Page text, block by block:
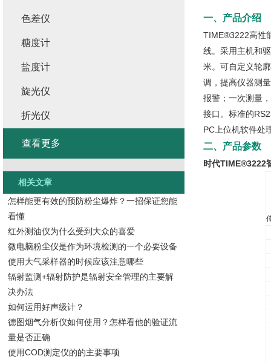
一、产品介绍
TIME®3222高性
线。采用主机和
米。可自定义轮
调，提高仪器测
报警；一次测量
接口。标准的
PC上位机软件处
二、产品参数
时代TIME®3222
色差仪
糖度计
盐度计
旋光仪
折光仪
查看更多
相关文章
怎样能更有效的预防粉尘爆炸？一招保证您能
看懂
红外测油仪为什么受到大众的喜爱
微电脑粉尘仪是作为环境检测的一个必要设备
使用大气采样器的时候应该注意哪些
辐射监测+辐射防护是辐射安全管理的主要解
决办法
如何运用好声级计？
德图烟气分析仪如何使用？怎样看他的验证流
量是否正确
使用COD测定仪的的主要事项